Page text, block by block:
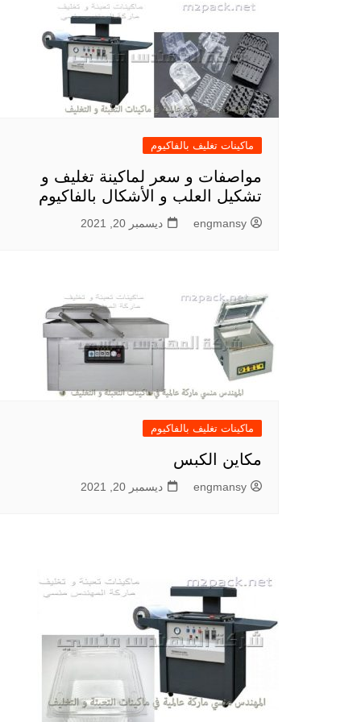
ماكينات تغليف بالفاكيوم
مواصفات و سعر لماكينة تغليف و
تشكيل العلب و الأشكال بالفاكيوم
engmansy ديسمبر 20, 2021
ماكينات تغليف بالفاكيوم
مكاين الكبس
engmansy ديسمبر 20, 2021